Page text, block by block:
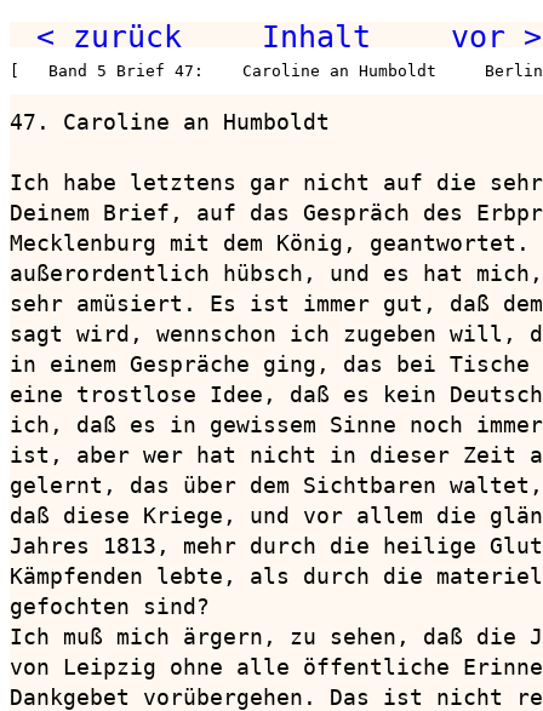
< zurück Inhalt vor >
[   Band 5 Brief 47:    Caroline an Humboldt
47. Caroline an Humboldt
Ich habe letztens gar nicht auf die sehr
Deinem Brief, auf das Gespräch des
Mecklenburg mit dem König,
außerordentlich hübsch, und es hat
sehr amüsiert. Es ist immer gut, daß
sagt wird, wennschon ich zugeben will,
in einem Gespräche ging, das bei
eine trostlose Idee, daß es kein
ich, daß es in gewissem Sinne noch
ist, aber wer hat nicht in dieser Zeit an
gelernt, das über dem Sichtbaren waltet,
daß diese Kriege, und vor allem die
Jahres 1813, mehr durch die heilige
Kämpfenden lebte, als durch die
gefochten sind?
Ich muß mich ärgern, zu sehen, daß die
von Leipzig ohne alle öffentliche
Dankgebet vorübergehen. Das ist nicht